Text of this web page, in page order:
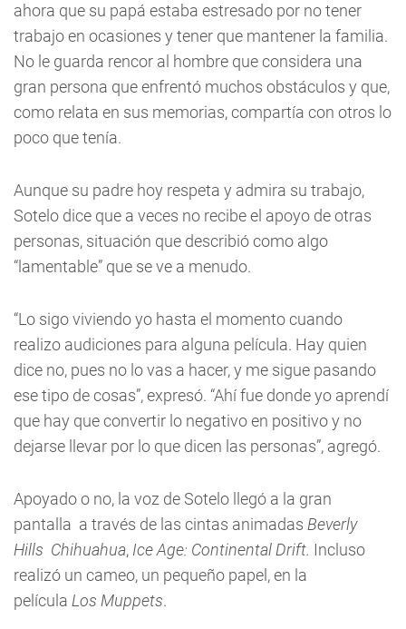
ahora que su papá estaba estresado por no tener
trabajo en ocasiones y tener que mantener la familia.
No le guarda rencor al hombre que considera una
gran persona que enfrentó muchos obstáculos y que,
como relata en sus memorias, compartía con otros lo
poco que tenía.
Aunque su padre hoy respeta y admira su trabajo,
Sotelo dice que a veces no recibe el apoyo de otras
personas, situación que describió como algo
“lamentable” que se ve a menudo.
“Lo sigo viviendo yo hasta el momento cuando
realizo audiciones para alguna película. Hay quien
dice no, pues no lo vas a hacer, y me sigue pasando
ese tipo de cosas”, expresó. “Ahí fue donde yo aprendí
que hay que convertir lo negativo en positivo y no
dejarse llevar por lo que dicen las personas”, agregó.
Apoyado o no, la voz de Sotelo llegó a la gran
pantalla a través de las cintas animadas Beverly
Hills Chihuahua, Ice Age: Continental Drift. Incluso
realizó un cameo, un pequeño papel, en la
película Los Muppets.